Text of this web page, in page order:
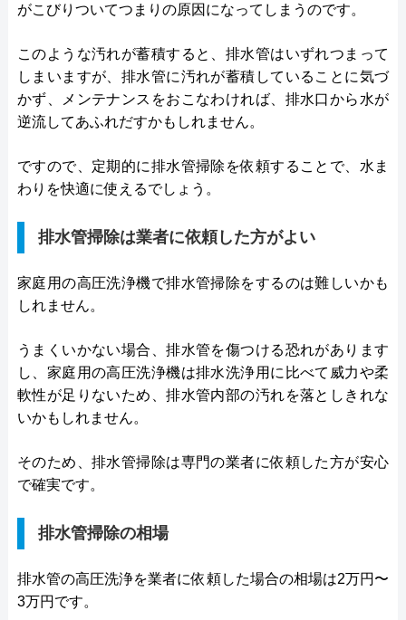
がこびりついてつまりの原因になってしまうのです。
このような汚れが蓄積すると、排水管はいずれつまって
しまいますが、排水管に汚れが蓄積していることに気づ
かず、メンテナンスをおこなわければ、排水口から水が
逆流してあふれだすかもしれません。
ですので、定期的に排水管掃除を依頼することで、水ま
わりを快適に使えるでしょう。
排水管掃除は業者に依頼した方がよい
家庭用の高圧洗浄機で排水管掃除をするのは難しいかも
しれません。
うまくいかない場合、排水管を傷つける恐れがあります
し、家庭用の高圧洗浄機は排水洗浄用に比べて威力や柔
軟性が足りないため、排水管内部の汚れを落としきれな
いかもしれません。
そのため、排水管掃除は専門の業者に依頼した方が安心
で確実です。
排水管掃除の相場
排水管の高圧洗浄を業者に依頼した場合の相場は2万円〜
3万円です。